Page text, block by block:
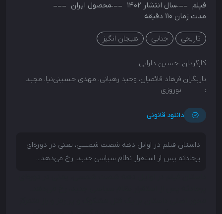
فیلم سال انتشار 1402 محصول ایران
مدت زمان 110 دقیقه
تاریخی جنایی هیجان انگیز
کارگردان :حسین دارابی
بازیگران
:
فرهاد قائمیان، وحید رهبانی، مهدی حسینی‌نیا، مجید
نوروزی
دانلود قانونی
داستان فیلم در اوایل دهه شصت شمسی، یعنی در دوره‌ای
پرحادثه پس از استقرار نظام سیاسی جدید، رخ می‌دهد...